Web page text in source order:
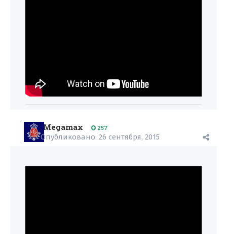
Megamax 257
Опубликовано: 26 сентября, 2015